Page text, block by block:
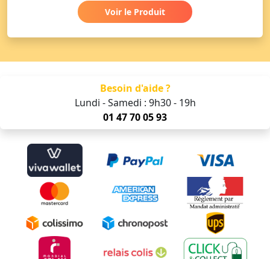
Voir le Produit
Besoin d'aide ?
Lundi - Samedi : 9h30 - 19h
01 47 70 05 93